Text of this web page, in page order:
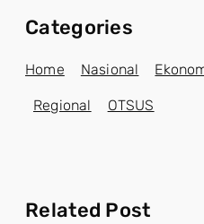
Categories
Home Nasional
Regional OTSUS
Related Post